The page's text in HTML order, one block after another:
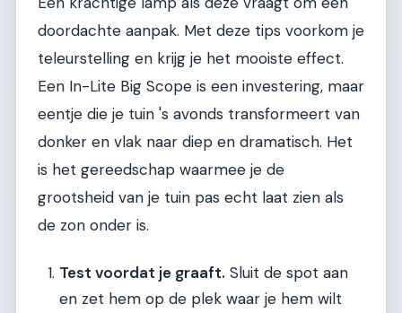
doordachte aanpak. Met deze tips voorkom je
teleurstelling en krijg je het mooiste effect.
Een In-Lite Big Scope is een investering, maar
eentje die je tuin 's avonds transformeert van
donker en vlak naar diep en dramatisch. Het
is het gereedschap waarmee je de
grootsheid van je tuin pas echt laat zien als
de zon onder is.
Test voordat je graaft. Sluit de spot aan
en zet hem op de plek waar je hem wilt